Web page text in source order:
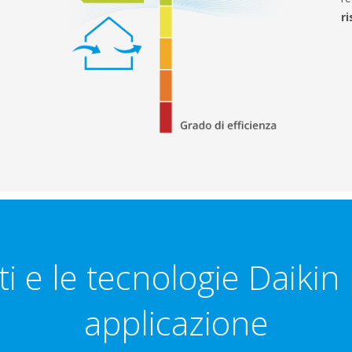
e le tecnologie Daikin
applicazione